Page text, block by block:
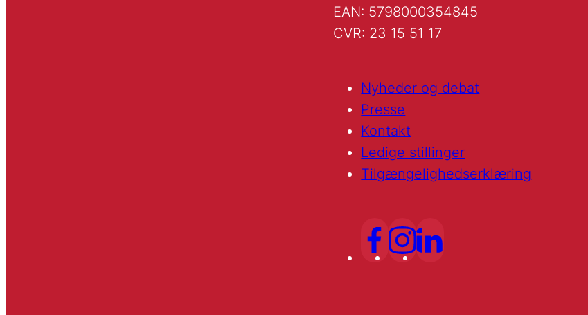
EAN: 5798000354845
CVR: 23 15 51 17
Nyheder og debat
Presse
Kontakt
Ledige stillinger
Tilgængelighedserklæring